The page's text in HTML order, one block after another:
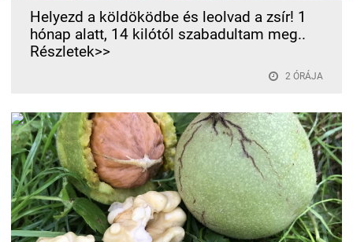
Helyezd a köldöködbe és leolvad a zsír! 1
hónap alatt, 14 kilótól szabadultam meg..
Részletek>>
2 ÓRÁJA